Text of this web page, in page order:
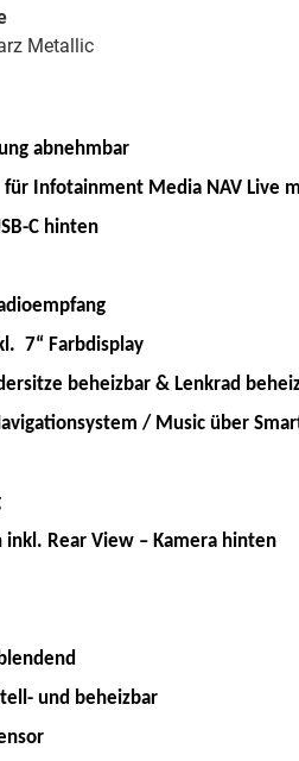
Metallic
abnehmbar
für Infotainment Media NAV Live
C hinten
7“ Farbdisplay
beheizbar & Lenkrad
/ Music über
inkl. Rear View – Kamera hinten
und beheizbar